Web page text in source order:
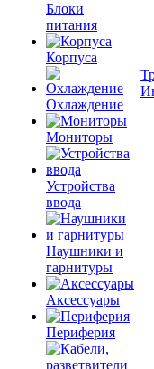
Блоки
питания
Корпуса
Охлаждение
Мониторы
Устройства
ввода
Наушники и
гарнитуры
Аксессуары
Периферия